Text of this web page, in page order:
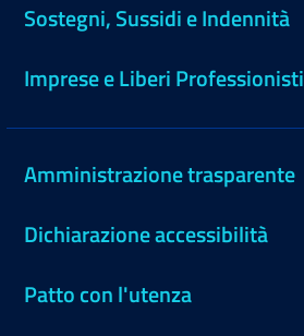
Sostegni, Sussidi e Indennità
Imprese e Liberi Professionisti
Amministrazione trasparente
Dichiarazione accessibilità
Patto con l'utenza